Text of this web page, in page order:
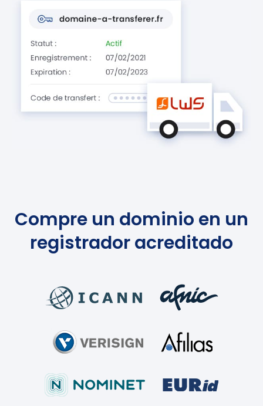
Compre un dominio en un
registrador acreditado